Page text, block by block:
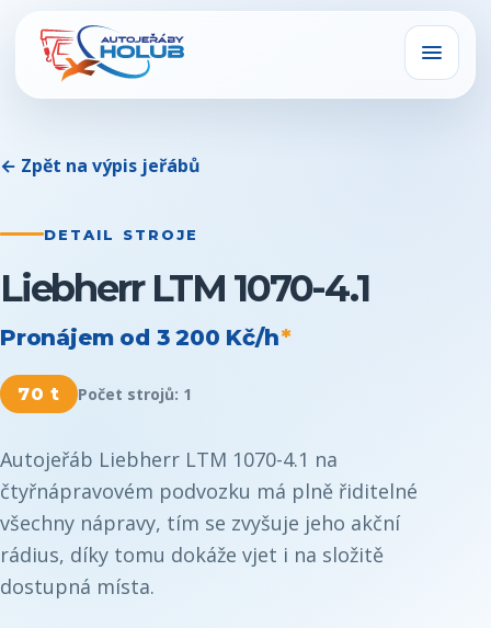
← Zpět na výpis jeřábů
DETAIL STROJE
Liebherr LTM 1070-4.1
Pronájem od 3 200 Kč/h*
70 t Počet strojů: 1
Autojeřáb Liebherr LTM 1070-4.1 na
čtyřnápravovém podvozku má plně řiditelné
všechny nápravy, tím se zvyšuje jeho akční
rádius, díky tomu dokáže vjet i na složitě
dostupná místa.